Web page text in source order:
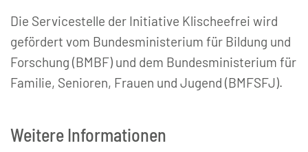
Die Servicestelle der Initiative Klischeefrei wird
gefördert vom Bundesministerium für Bildung und
Forschung (BMBF) und dem Bundesministerium für
Familie, Senioren, Frauen und Jugend (BMFSFJ).
Weitere Informationen